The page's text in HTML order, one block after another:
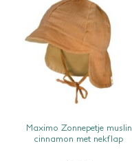
Maximo Zonnepetje muslin
cinnamon met nekflap